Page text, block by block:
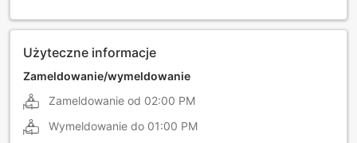
Użyteczne informacje
Zameldowanie/wymeldowanie
Zameldowanie od 02:00 PM
Wymeldowanie do 01:00 PM